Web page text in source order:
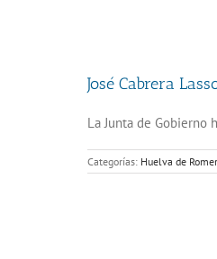
José Cabrera
La Junta de Gobierno
Categorías: Huelva de